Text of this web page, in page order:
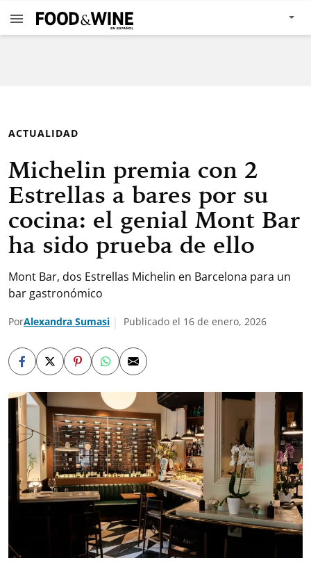
ACTUALIDAD
Michelin premia con 2
Estrellas a bares por su
cocina: el genial Mont Bar
ha sido prueba de ello
Mont Bar, dos Estrellas Michelin en Barcelona para un
bar gastronómico
PorAlexandra Sumasi Publicado el 16 de enero, 2026